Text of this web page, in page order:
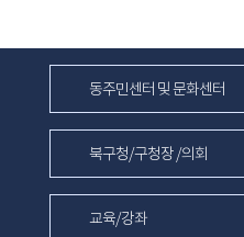
동주민센터 및 문화센터
북구청/구청장 /의회
교육/강좌